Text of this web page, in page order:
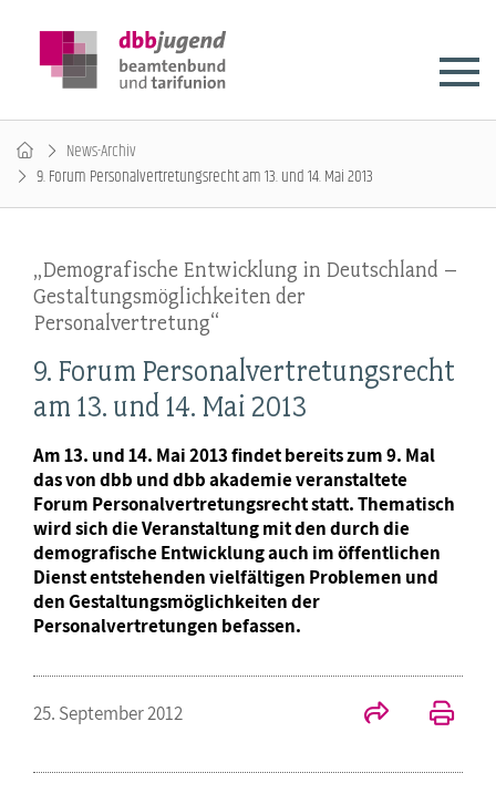
News-Archiv
9. Forum Personalvertretungsrecht am 13. und 14. Mai 2013
„Demografische Entwicklung in Deutschland –
Gestaltungsmöglichkeiten der
Personalvertretung“
9. Forum Personalvertretungsrecht
am 13. und 14. Mai 2013
Am 13. und 14. Mai 2013 findet bereits zum 9. Mal
das von dbb und dbb akademie veranstaltete
Forum Personalvertretungsrecht statt. Thematisch
wird sich die Veranstaltung mit den durch die
demografische Entwicklung auch im öffentlichen
Dienst entstehenden vielfältigen Problemen und
den Gestaltungsmöglichkeiten der
Personalvertretungen befassen.
25. September 2012